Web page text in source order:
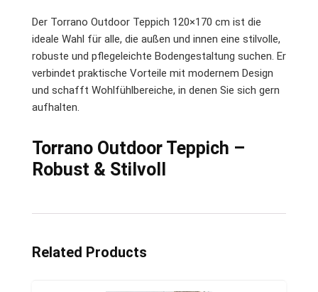
Der Torrano Outdoor Teppich 120×170 cm ist die
ideale Wahl für alle, die außen und innen eine stilvolle,
robuste und pflegeleichte Bodengestaltung suchen. Er
verbindet praktische Vorteile mit modernem Design
und schafft Wohlfühlbereiche, in denen Sie sich gern
aufhalten.
Torrano Outdoor Teppich –
Robust & Stilvoll
Related Products